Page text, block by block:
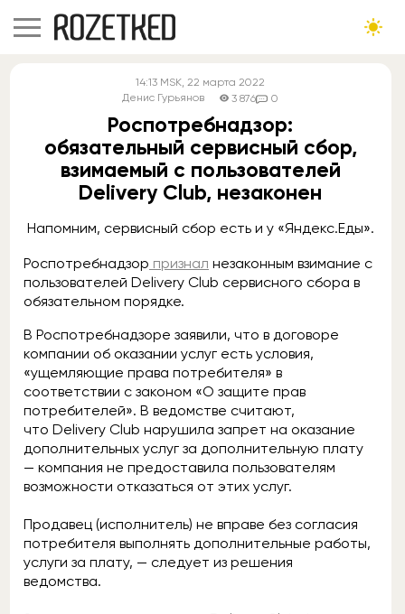
14:13 MSK, 22 марта 2022
Денис Гурьянов
3 876 0
Роспотребнадзор:
обязательный сервисный сбор,
взимаемый с пользователей
Delivery Club, незаконен
Напомним, сервисный сбор есть и у «Яндекс.Еды».
Роспотребнадзор признал незаконным взимание с
пользователей Delivery Club сервисного сбора в
обязательном порядке.
В Роспотребнадзоре заявили, что в договоре
компании об оказании услуг есть условия,
«ущемляющие права потребителя» в
соответствии с законом «О защите прав
потребителей». В ведомстве считают,
что Delivery Club нарушила запрет на оказание
дополнительных услуг за дополнительную плату
— компания не предоставила пользователям
возможности отказаться от этих услуг.
Продавец (исполнитель) не вправе без согласия
потребителя выполнять дополнительные работы,
услуги за плату, — следует из решения
ведомства.